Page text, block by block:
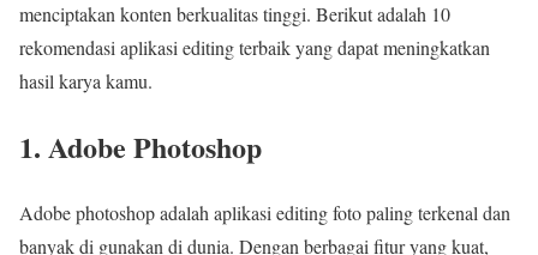
menciptakan konten berkualitas tinggi. Berikut adalah 10
rekomendasi aplikasi editing terbaik yang dapat meningkatkan
hasil karya kamu.
1. Adobe Photoshop
Adobe photoshop adalah aplikasi editing foto paling terkenal dan
banyak di gunakan di dunia. Dengan berbagai fitur yang kuat,